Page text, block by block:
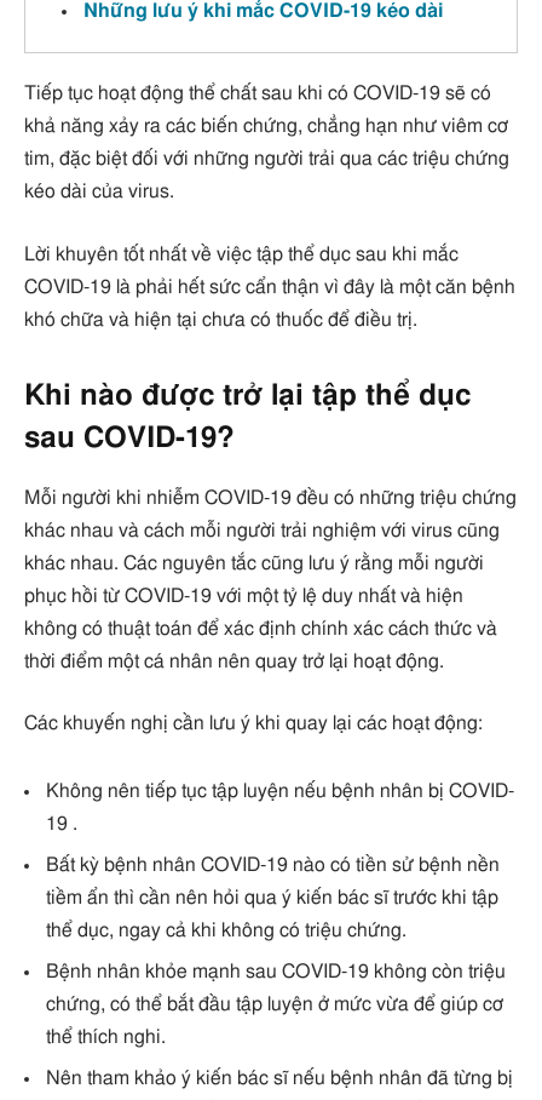
Những lưu ý khi mắc COVID-19 kéo dài
Tiếp tục hoạt động thể chất sau khi có COVID-19 sẽ có
khả năng xảy ra các biến chứng, chẳng hạn như viêm cơ
tim, đặc biệt đối với những người trải qua các triệu chứng
kéo dài của virus.
Lời khuyên tốt nhất về việc tập thể dục sau khi mắc
COVID-19 là phải hết sức cẩn thận vì đây là một căn bệnh
khó chữa và hiện tại chưa có thuốc để điều trị.
Khi nào được trở lại tập thể dục
sau COVID-19?
Mỗi người khi nhiễm COVID-19 đều có những triệu chứng
khác nhau và cách mỗi người trải nghiệm với virus cũng
khác nhau. Các nguyên tắc cũng lưu ý rằng mỗi người
phục hồi từ COVID-19 với một tỷ lệ duy nhất và hiện
không có thuật toán để xác định chính xác cách thức và
thời điểm một cá nhân nên quay trở lại hoạt động.
Các khuyến nghị cần lưu ý khi quay lại các hoạt động:
Không nên tiếp tục tập luyện nếu bệnh nhân bị COVID-
19 .
Bất kỳ bệnh nhân COVID-19 nào có tiền sử bệnh nền
tiềm ẩn thì cần nên hỏi qua ý kiến bác sĩ trước khi tập
thể dục, ngay cả khi không có triệu chứng.
Bệnh nhân khỏe mạnh sau COVID-19 không còn triệu
chứng, có thể bắt đầu tập luyện ở mức vừa để giúp cơ
thể thích nghi.
Nên tham khảo ý kiến ​​bác sĩ nếu bệnh nhân đã từng bị